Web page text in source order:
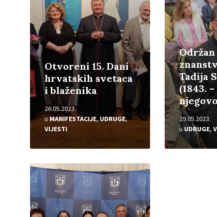
Otvoreni 15. Dani
hrvatskih svetaca
i blaženika
26.05.2023.
uMANIFESTACIJE,UDRUGE,
VIJESTI
Održan
Tadija
(1843.
29.05.2023.
u UDRUGE,
Pročitajte
više